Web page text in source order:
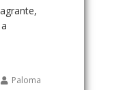
Paloma